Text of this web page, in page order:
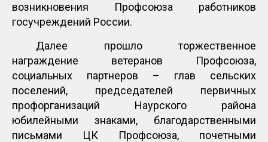
возникновения Профсоюза работников
госучреждений России.
Далее прошло торжественное
награждение ветеранов Профсоюза,
социальных партнеров – глав сельских
поселений, председателей первичных
профорганизаций Наурского района
юбилейными знаками, благодарственными
письмами ЦК Профсоюза, почетными